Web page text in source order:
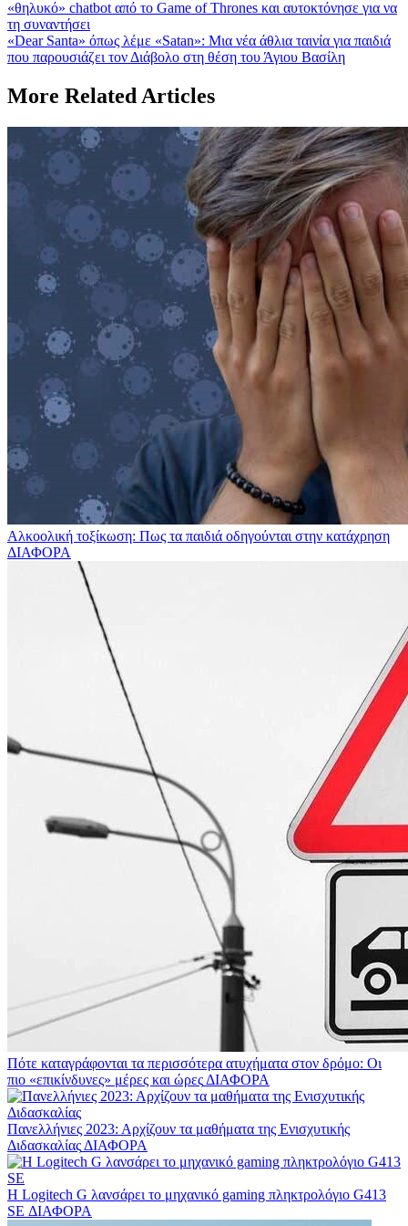
navigation
Post:
«θηλυκό» chatbot από το Game of Thrones και αυτοκτόνησε για να
τη συναντήσει
Next
Post:
«Dear Santa» όπως λέμε «Satan»: Μια νέα άθλια ταινία για παιδιά
που παρουσιάζει τον Διάβολο στη θέση του Άγιου Βασίλη
More Related Articles
Αλκοολική τοξίκωση: Πως τα παιδιά οδηγούνται στην κατάχρηση
ΔΙΑΦΟΡΑ
Πότε καταγράφονται τα περισσότερα ατυχήματα στον δρόμο: Οι
πιο «επικίνδυνες» μέρες και ώρες ΔΙΑΦΟΡΑ
Πανελλήνιες 2023: Αρχίζουν τα μαθήματα της Ενισχυτικής
Διδασκαλίας ΔΙΑΦΟΡΑ
Η Logitech G λανσάρει το μηχανικό gaming πληκτρολόγιο G413
SE ΔΙΑΦΟΡΑ